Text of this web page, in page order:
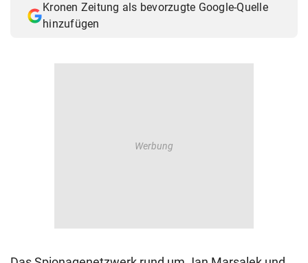
Kronen Zeitung als bevorzugte Google-Quelle
hinzufügen